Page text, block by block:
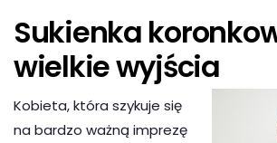
Sukienka
wielkie wyjścia
Kobieta, która szykuje się
na bardzo ważną imprezę